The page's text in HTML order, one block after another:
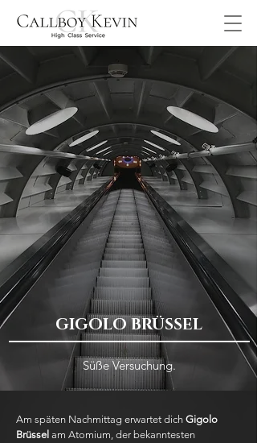
GIGOLO BRÜSSEL
Süße Versuchung.
Am späten Nachmittag erwartet dich Gigolo
Brüssel am Atomium, der bekanntesten